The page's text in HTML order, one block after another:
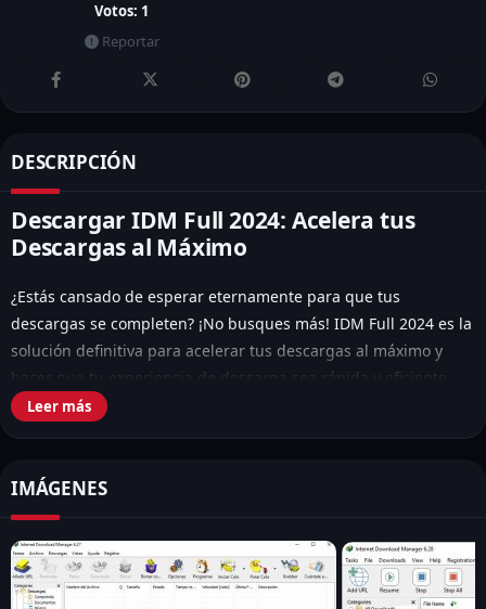
Votos: 1
Reportar
DESCRIPCIÓN
Descargar IDM Full 2024: Acelera tus
Descargas al Máximo
¿Estás cansado de esperar eternamente para que tus
descargas se completen? ¡No busques más! IDM Full 2024 es la
solución definitiva para acelerar tus descargas al máximo y
hacer que tu experiencia de descarga sea rápida y eficiente.
Con su tecnología avanzada y su amplia gama de
características, IDM Full 2024 te permite descargar archivos de
Por qué Descargar IDM Full 2024
Descargar IDM Full 2024 te ofrece una serie de beneficios que
no querrás perderte:
Leer más
IMÁGENES